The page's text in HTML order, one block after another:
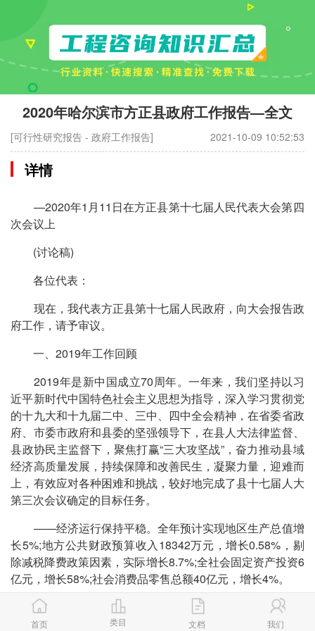
2020年哈尔滨市方正县政府工作报告—全文
[可行性研究报告 - 政府工作报告] 2021-10-09 10:52:53
详情
—2020年1月11日在方正县第十七届人民代表大会第四
次会议上
(讨论稿)
各位代表：
现在，我代表方正县第十七届人民政府，向大会报告政
府工作，请予审议。
一、2019年工作回顾
2019年是新中国成立70周年。一年来，我们坚持以习
近平新时代中国特色社会主义思想为指导，深入学习贯彻党
的十九大和十九届二中、三中、四中全会精神，在省委省政
府、市委市政府和县委的坚强领导下，在县人大法律监督、
县政协民主监督下，聚焦打赢“三大攻坚战”，奋力推动县域
经济高质量发展，持续保障和改善民生，凝聚力量，迎难而
上，有效应对各种困难和挑战，较好地完成了县十七届人大
第三次会议确定的目标任务。
——经济运行保持平稳。全年预计实现地区生产总值增
长5%;地方公共财政预算收入18342万元，增长0.58%，剔
除减税降费政策因素，实际增长8.7%;全社会固定资产投资6
亿元，增长58%;社会消费品零售总额40亿元，增长4%。
——产业发展提速增效。工业项目实现突破，以省“百
大项目”为代表的9个重点产业项目开(复)工建设，全口径产
首页 类目 文档 我们